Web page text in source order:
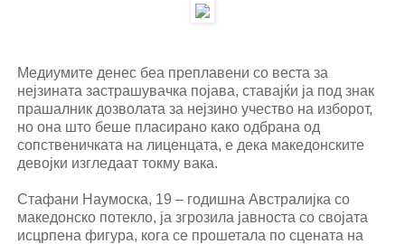
Медиумите денес беа преплавени со веста за
нејзината застрашувачка појава, ставајќи ја под знак
прашалник дозволата за нејзино учество на изборот,
но она што беше пласирано како одбрана од
сопственичката на лиценцата, е дека македонските
девојки изгледаат токму вака.
Стафани Наумоска, 19 – годишна Австралијка со
македонско потекло, ја згрозила јавноста со својата
исцрпена фигура, кога се прошетала по сцената на